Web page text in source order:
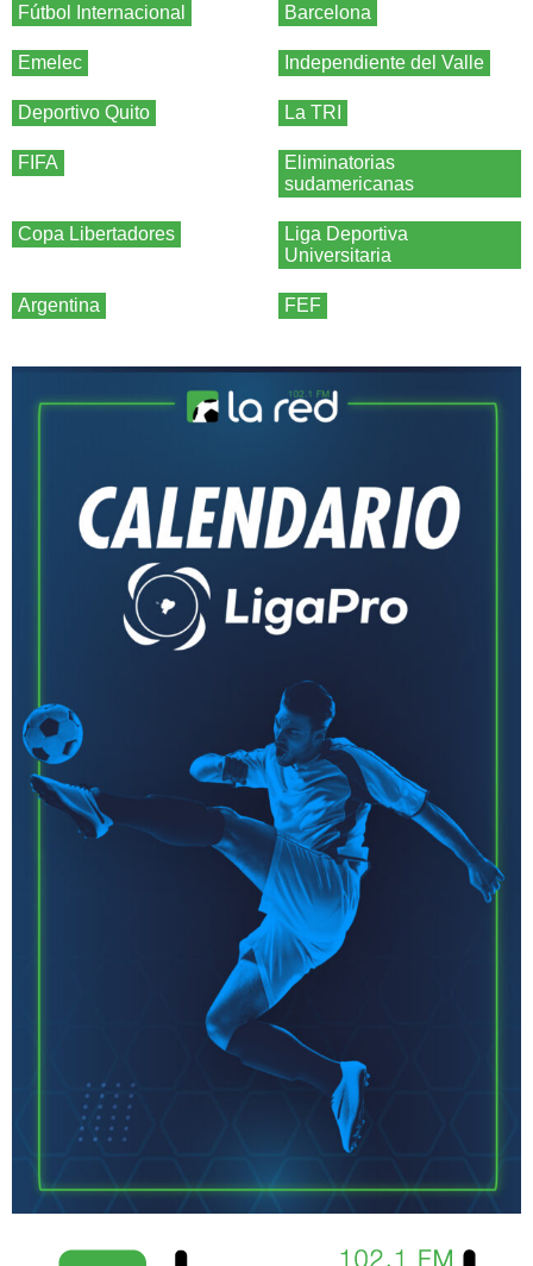
Fútbol Internacional Barcelona
Emelec Independiente del Valle
Deportivo Quito La TRI
FIFA
Eliminatorias
sudamericanas
Copa Libertadores
Liga Deportiva
Universitaria
Argentina FEF